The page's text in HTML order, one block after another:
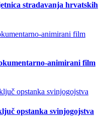
stradavanja hrvatskih
animirani film
opstanka svinjogojstva